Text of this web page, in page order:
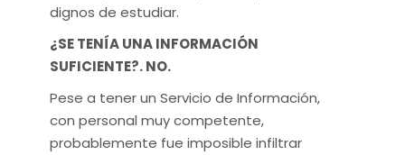
dignos de estudiar.
¿SE TENÍA UNA INFORMACIÓN
SUFICIENTE?. NO.
Pese a tener un Servicio de Información,
con personal muy competente,
probablemente fue imposible infiltrar